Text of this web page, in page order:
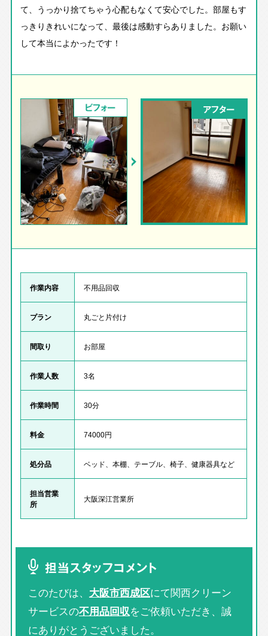
て、うっかり捨てちゃう心配もなくて安心でした。部屋もす
っきりきれいになって、最後は感動すらありました。お願い
して本当によかったです！
ビフォー アフター
作業内容 不用品回収
プラン 丸ごと片付け
間取り お部屋
作業人数 3名
作業時間 30分
料金 74000円
処分品 ベッド、本棚、テーブル、椅子、健康器具など
担当営業
所
大阪深江営業所
担当スタッフコメント
このたびは、 大阪市西成区にて関西クリーン
サービスの不用品回収をご依頼いただき、誠
にありがとうございました。